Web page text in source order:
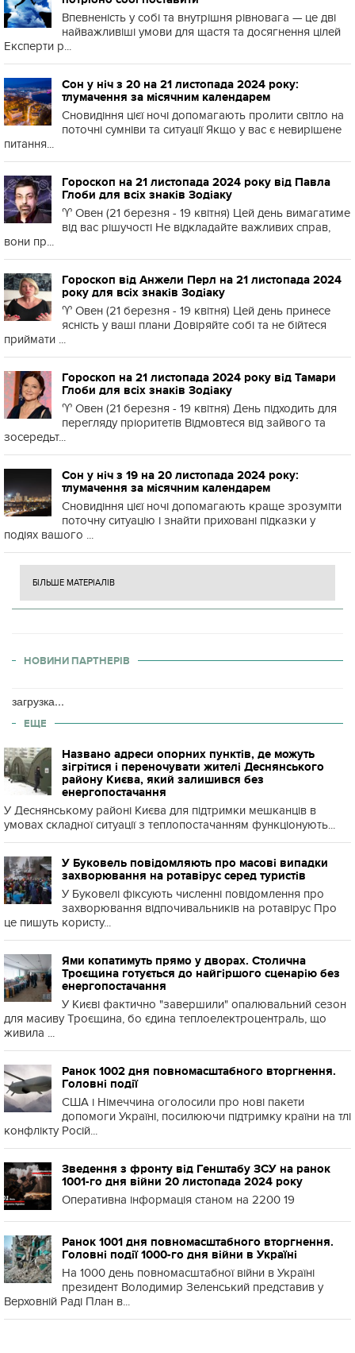
Впевненість у собі та внутрішня рівновага — це дві
найважливіші умови для щастя та досягнення цілей
Експерти р...
Сон у ніч з 20 на 21 листопада 2024 року:
тлумачення за місячним календарем
Сновидіння цієї ночі допомагають пролити світло на
поточні сумніви та ситуації Якщо у вас є невирішене
питання...
Гороскоп на 21 листопада 2024 року від Павла
Глоби для всіх знаків Зодіаку
♈️ Овен (21 березня - 19 квітня) Цей день вимагатиме
від вас рішучості Не відкладайте важливих справ,
вони пр...
Гороскоп від Анжели Перл на 21 листопада 2024
року для всіх знаків Зодіаку
♈️ Овен (21 березня - 19 квітня) Цей день принесе
ясність у ваші плани Довіряйте собі та не бійтеся
приймати ...
Гороскоп на 21 листопада 2024 року від Тамари
Глоби для всіх знаків Зодіаку
♈️ Овен (21 березня - 19 квітня) День підходить для
перегляду пріоритетів Відмовтеся від зайвого та
зосередьт...
Сон у ніч з 19 на 20 листопада 2024 року:
тлумачення за місячним календарем
Сновидіння цієї ночі допомагають краще зрозуміти
поточну ситуацію і знайти приховані підказки у
подіях вашого ...
БІЛЬШЕ МАТЕРІАЛІВ
НОВИНИ ПАРТНЕРІВ
загрузка...
ЕЩЕ
Названо адреси опорних пунктів, де можуть
зігрітися і переночувати жителі Деснянського
району Києва, який залишився без
енергопостачання
У Деснянському районі Києва для підтримки мешканців в
умовах складної ситуації з теплопостачанням функціонують...
У Буковель повідомляють про масові випадки
захворювання на ротавірус серед туристів
У Буковелі фіксують численні повідомлення про
захворювання відпочивальників на ротавірус Про
це пишуть користу...
Ями копатимуть прямо у дворах. Столична
Троєщина готується до найгіршого сценарію без
енергопостачання
У Києві фактично "завершили" опалювальний сезон
для масиву Троєщина, бо єдина теплоелектроцентраль, що
живила ...
Ранок 1002 дня повномасштабного вторгнення.
Головні події
США і Німеччина оголосили про нові пакети
допомоги Україні, посилюючи підтримку країни на тлі
конфлікту Росій...
Зведення з фронту від Генштабу ЗСУ на ранок
1001-го дня війни 20 листопада 2024 року
Оперативна інформація станом на 2200 19
Ранок 1001 дня повномасштабного вторгнення.
Головні події 1000-го дня війни в Україні
На 1000 день повномасштабної війни в Україні
президент Володимир Зеленський представив у
Верховній Раді План в...